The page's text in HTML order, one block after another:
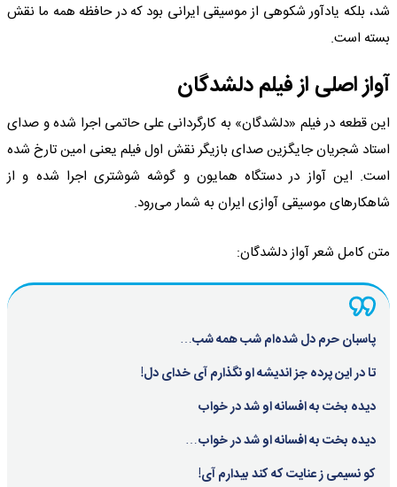
شد، بلکه یادآور شکوهی از موسیقی ایرانی بود که در حافظه همه ما نقش
بسته است.
آواز اصلی از فیلم دلشدگان
این قطعه در فیلم «دلشدگان» به کارگردانی علی حاتمی اجرا شده و صدای
استاد شجریان جایگزین صدای بازیگر نقش اول فیلم یعنی امین تارخ شده
است. این آواز در دستگاه همایون و گوشه شوشتری اجرا شده و از
شاهکارهای موسیقی آوازی ایران به شمار می‌رود.
متن کامل شعر آواز دلشدگان:
پاسبان حرم دل شده‌ام شب همه شب…
تا در این پرده جز اندیشه او نگذارم آی خدای دل!
دیده بخت به افسانه او شد در خواب
دیده بخت به افسانه او شد در خواب…
کو نسیمی ز عنایت که کند بیدارم آی!